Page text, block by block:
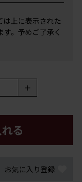
上に表示された
。予めご了承く
＋
る
お気に入り登録